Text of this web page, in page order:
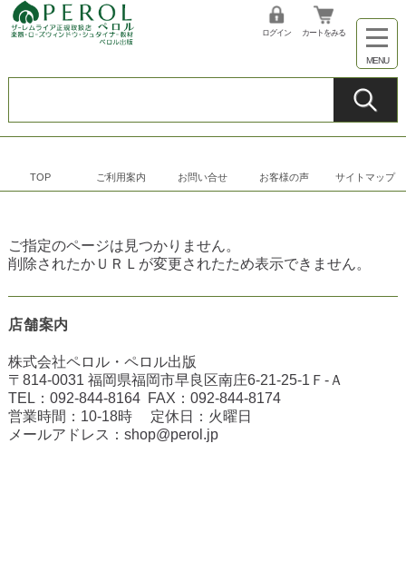
ログイン カートをみる
TOP ご利用案内 お問い合せ お客様の声 サイトマップ
ご指定のページは見つかりません。
削除されたかＵＲＬが変更されたため表示できません。
店舗案内
株式会社ペロル・ペロル出版
〒814-0031 福岡県福岡市早良区南庄6-21-25-1Ｆ-Ａ
TEL： 092-844-8164FAX： 092-844-8174
営業時間：10-18時 定休日：火曜日
メールアドレス： shop@perol.jp